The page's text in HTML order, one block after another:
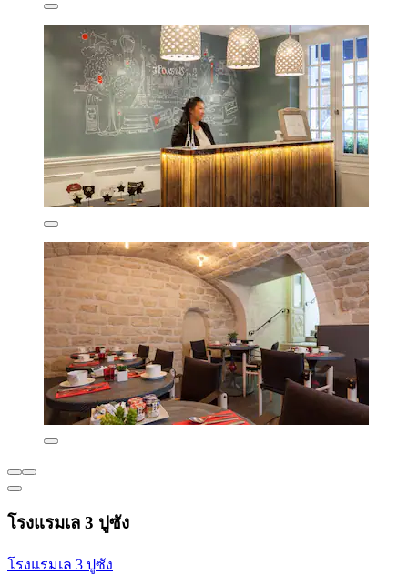
โรงแรมเล 3 ปูซัง
โรงแรมเล 3 ปูซัง